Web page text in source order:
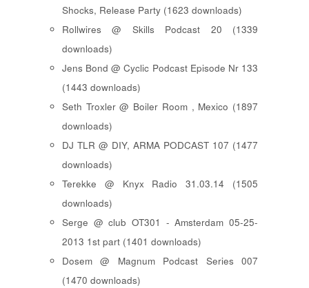
Shocks, Release Party (1623 downloads)
Rollwires @ Skills Podcast 20 (1339
downloads)
Jens Bond @ Cyclic Podcast Episode Nr 133
(1443 downloads)
Seth Troxler @ Boiler Room , Mexico (1897
downloads)
DJ TLR @ DIY, ARMA PODCAST 107 (1477
downloads)
Terekke @ Knyx Radio 31.03.14 (1505
downloads)
Serge @ club OT301 - Amsterdam 05-25-
2013 1st part (1401 downloads)
Dosem @ Magnum Podcast Series 007
(1470 downloads)